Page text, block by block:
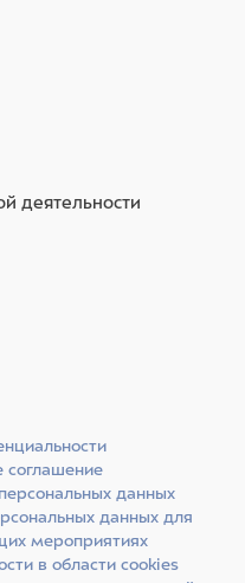
деятельности
соглашение
данных
данных для
мероприятиях
в области cookies